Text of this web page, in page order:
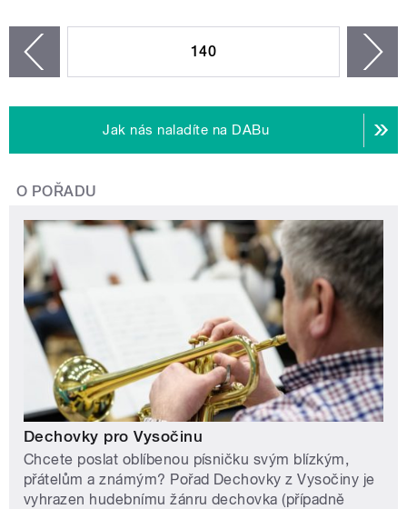
140
Jak nás naladíte na DABu
O POŘADU
Dechovky pro Vysočinu
Chcete poslat oblíbenou písničku svým blízkým,
přátelům a známým? Pořad Dechovky z Vysočiny je
vyhrazen hudebnímu žánru dechovka (případně